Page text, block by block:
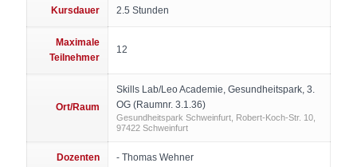
Kursdauer 2.5 Stunden
Maximale
Teilnehmer
12
Ort/Raum
Skills Lab/Leo Academie, Gesundheitspark, 3.
OG (Raumnr. 3.1.36)
Gesundheitspark Schweinfurt, Robert-Koch-Str. 10,
97422 Schweinfurt
Dozenten - Thomas Wehner